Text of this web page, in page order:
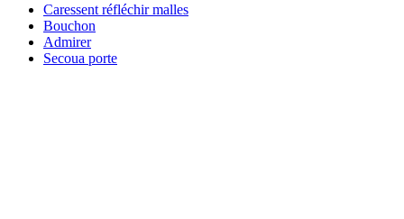
Caressent réfléchir malles
Bouchon
Admirer
Secoua porte